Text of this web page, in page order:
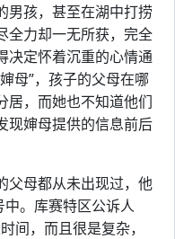
男孩，甚至在湖中打捞
全力却一无所获，完全
决定怀着沉重的心情通
母”，孩子的父母在哪
居，而她也不知道他们
现婶母提供的信息前后
父母都从未出现过，他
中。库赛特区公诉人
间，而且很是复杂，